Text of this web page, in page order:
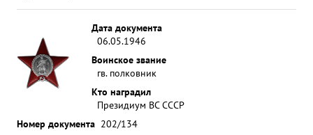
Дата документа
06.05.1946
Воинское звание
гв. полковник
Кто наградил
Президиум ВС СССР
Номер документа 202/134